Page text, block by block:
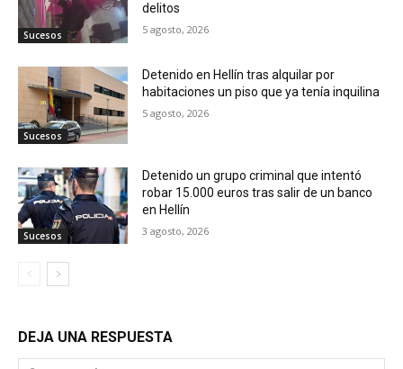
Sucesos
delitos
5 agosto, 2026
Sucesos
Detenido en Hellín tras alquilar por
habitaciones un piso que ya tenía inquilina
5 agosto, 2026
Sucesos
Detenido un grupo criminal que intentó
robar 15.000 euros tras salir de un banco
en Hellín
3 agosto, 2026
DEJA UNA RESPUESTA